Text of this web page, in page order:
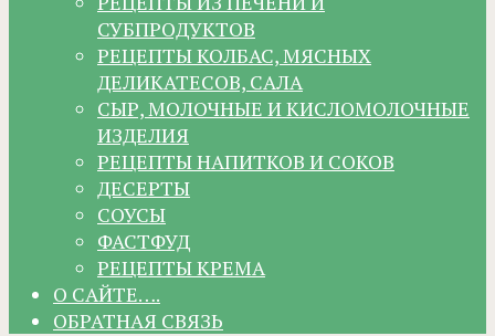
СУБПРОДУКТОВ
РЕЦЕПТЫ КОЛБАС, МЯСНЫХ
ДЕЛИКАТЕСОВ, САЛА
СЫР, МОЛОЧНЫЕ И КИСЛОМОЛОЧНЫЕ
ИЗДЕЛИЯ
РЕЦЕПТЫ НАПИТКОВ И СОКОВ
ДЕСЕРТЫ
СОУСЫ
ФАСТФУД
РЕЦЕПТЫ КРЕМА
О САЙТЕ….
ОБРАТНАЯ СВЯЗЬ